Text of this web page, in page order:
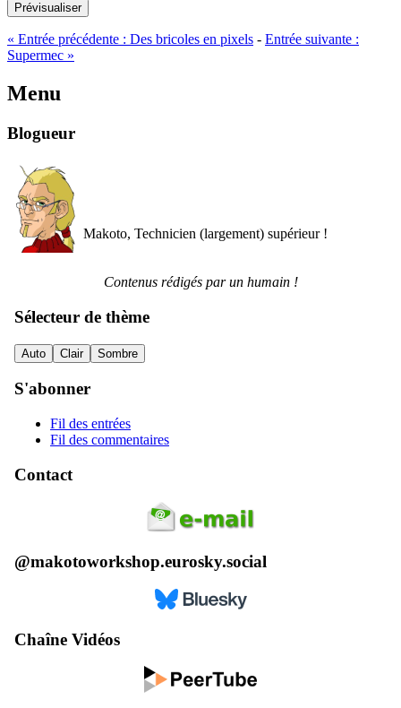
Prévisualiser
« Entrée précédente : Des bricoles en pixels - Entrée suivante :
Supermec »
Menu
Blogueur
Makoto, Technicien (largement) supérieur !
Contenus rédigés par un humain !
Sélecteur de thème
Auto Clair Sombre
S'abonner
Fil des entrées
Fil des commentaires
Contact
@makotoworkshop.eurosky.social
Chaîne Vidéos